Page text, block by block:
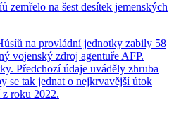
zemřelo na šest desítek jemenských
na provládní jednotky zabily 58
vojenský zdroj agentuře AFP.
Předchozí údaje uváděly zhruba
se tak jednat o nejkrvavější útok
z roku 2022.